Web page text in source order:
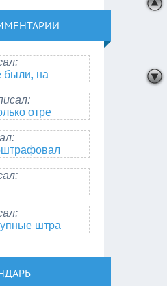
были, на
отре
штра